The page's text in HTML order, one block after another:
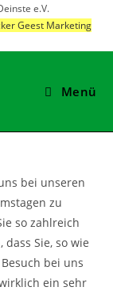
e.V.
Geest Marketing
Menü
bei unseren
zu
so zahlreich
Sie, so wie
bei uns
ein sehr